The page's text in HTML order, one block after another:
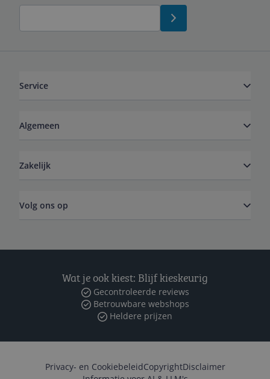
Service
Algemeen
Zakelijk
Volg ons op
Wat je ook kiest: Blijf kieskeurig
Gecontroleerde reviews
Betrouwbare webshops
Heldere prijzen
Privacy- en CookiebeleidCopyrightDisclaimer